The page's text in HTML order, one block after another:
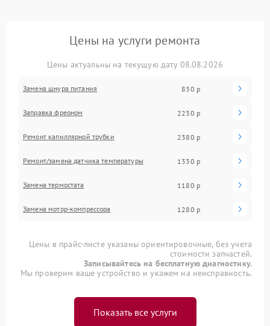
Цены на услуги ремонта
Цены актуальны на текущую дату 08.08.2026
Замена шнура питания 830 р
Заправка фреоном 2230 р
Ремонт капиллярной трубки 2380 р
Ремонт/замена датчика температуры 1330 р
Замена термостата 1180 р
Замена мотор-компрессора 1280 р
Цены в прайс-листе указаны ориентировочные, без учета
стоимости запчастей.
Записывайтесь на бесплатную диагностику.
Мы проверим ваше устройство и укажем на неисправность.
Показать все услуги